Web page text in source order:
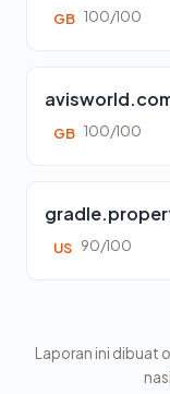
GB 100/100
GB 100/100
US 90/100
Laporan ini dibuat